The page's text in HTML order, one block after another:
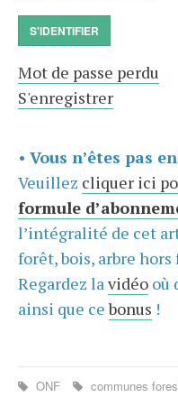
S'IDENTIFIER
Mot de passe perdu
S'enregistrer
• Vous n’êtes pas
Veuillez cliquer ici
formule
l’intégralité de cet
forêt, bois, arbre hors
Regardez lavidéo où
ainsi que cebonus !
ONF communes